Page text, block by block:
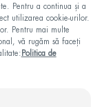
Pentru a continua și a
utilizarea cookie-urilor.
Pentru mai multe
vă rugăm să faceți
Politica de